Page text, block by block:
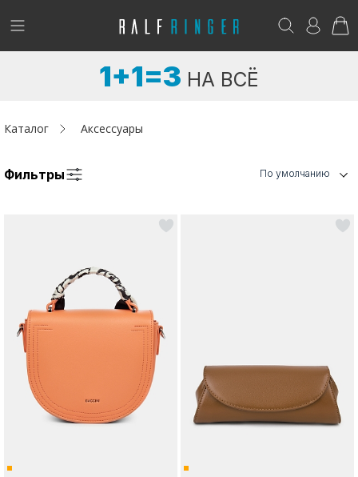
!
Женщинам
Акции / Новости
Адреса магазинов
Возникли вопросы? - club@ralf.ru
1+1=3 НА ВСЁ
Каталог Аксессуары
Фильтры По умолчанию